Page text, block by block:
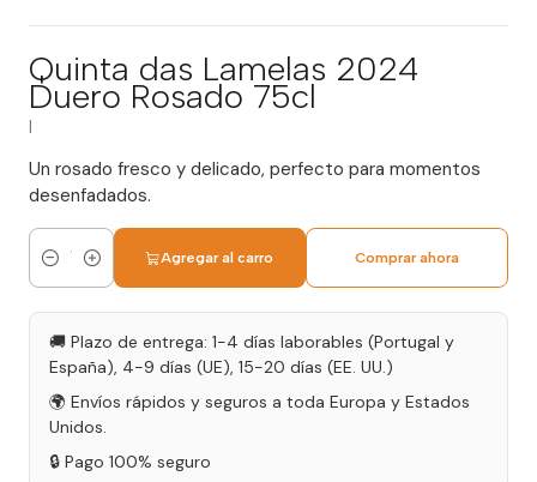
Quinta das Lamelas 2024
Duero Rosado 75cl
Un rosado fresco y delicado, perfecto para momentos
desenfadados.
Cantidad
Agregar al carro Comprar ahora
🚚 Plazo de entrega: 1-4 días laborables (Portugal y
España), 4-9 días (UE), 15-20 días (EE. UU.)
🌍 Envíos rápidos y seguros a toda Europa y Estados
Unidos.
🔒 Pago 100% seguro